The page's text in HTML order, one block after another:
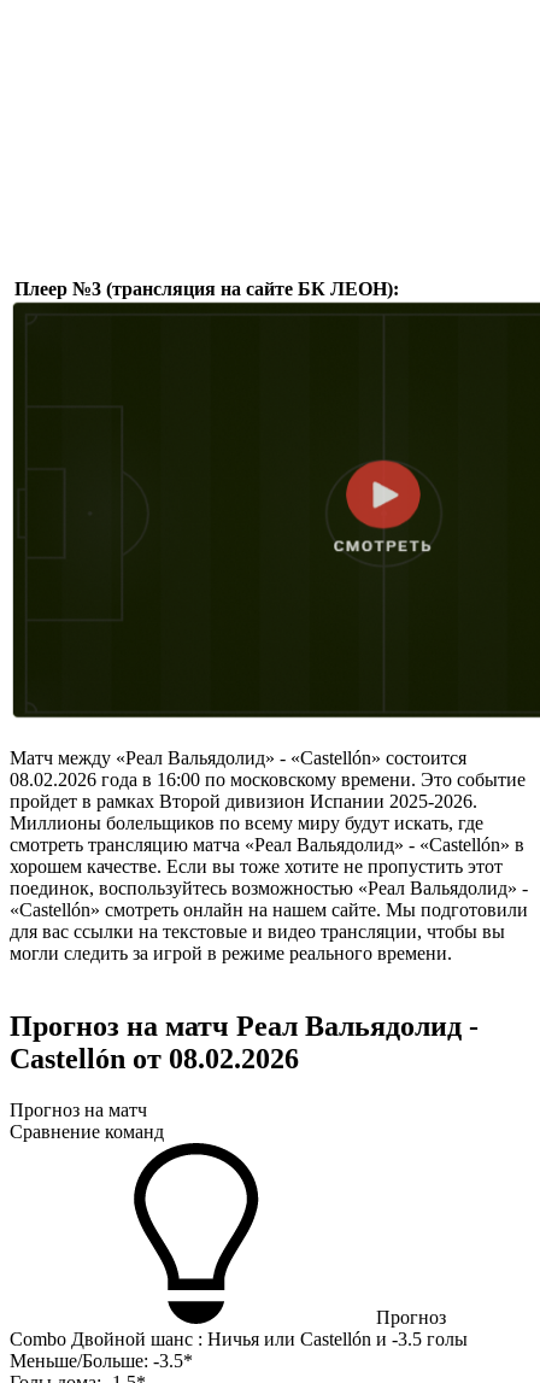
Плеер №3 (трансляция на сайте БК ЛЕОН):
Матч между «Реал Вальядолид» - «Castellón» состоится
08.02.2026 года в 16:00 по московскому времени. Это событие
пройдет в рамках Второй дивизион Испании 2025-2026.
Миллионы болельщиков по всему миру будут искать, где
смотреть трансляцию матча «Реал Вальядолид» - «Castellón» в
хорошем качестве. Если вы тоже хотите не пропустить этот
поединок, воспользуйтесь возможностью «Реал Вальядолид» -
«Castellón» смотреть онлайн на нашем сайте. Мы подготовили
для вас ссылки на текстовые и видео трансляции, чтобы вы
могли следить за игрой в режиме реального времени.
Прогноз на матч Реал Вальядолид -
Castellón от 08.02.2026
Прогноз на матч
Сравнение команд
Прогноз
Combo Двойной шанс : Ничья или Castellón и -3.5 голы
Меньше/Больше: -3.5*